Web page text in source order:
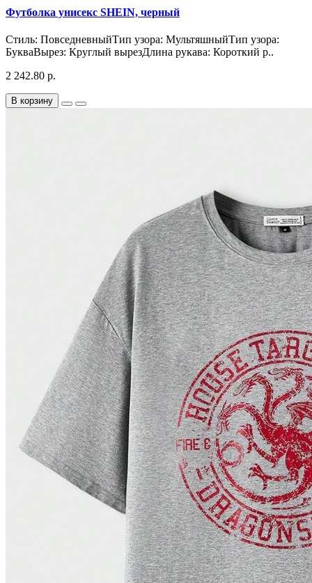
Футболка унисекс SHEIN, черный
Стиль: ПовседневныйТип узора: МультяшныйТип узора:
БукваВырез: Круглый вырезДлина рукава: Короткий р..
2 242.80 р.
В корзину